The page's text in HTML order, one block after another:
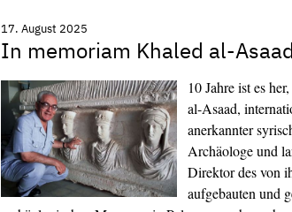
17. August 2025
In memoriam Khaled al-Asaad
10 Jahre ist es
al-Asaad,
anerkannter
Archäologe und
Direktor des von
aufgebauten und